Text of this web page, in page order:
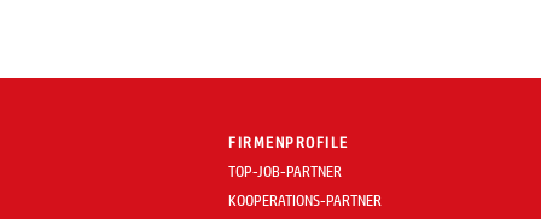
FIRMENPROFILE
TOP-JOB-PARTNER
KOOPERATIONS-PARTNER